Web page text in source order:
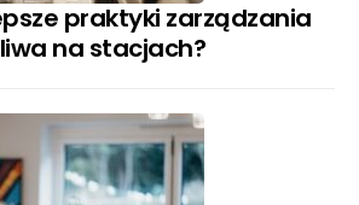
praktyki zarządzania
na stacjach?